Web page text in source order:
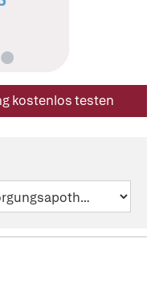
kostenlos testen